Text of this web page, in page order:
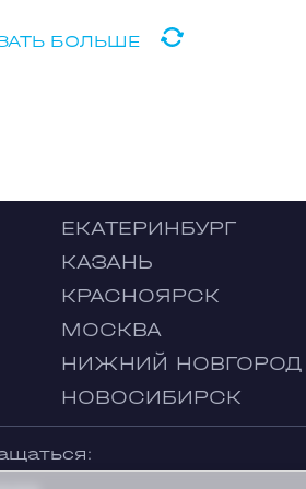
БОЛЬШЕ
ЕКАТЕРИНБУРГ
КАЗАНЬ
КРАСНОЯРСК
МОСКВА
НИЖНИЙ НОВГОРОД
НОВОСИБИРСК